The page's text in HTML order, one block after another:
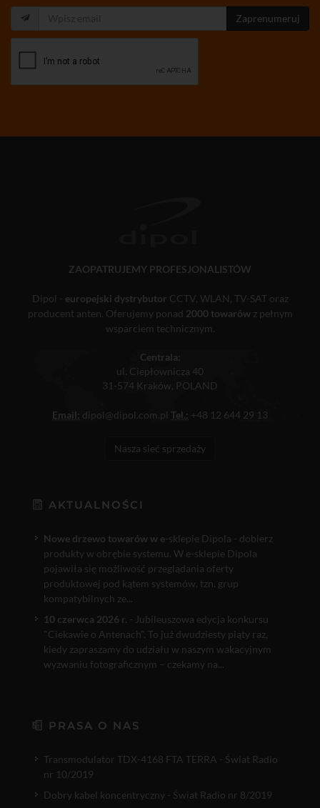
Zaprenumeruj
ZAOPATRUJEMY PROFESJONALISTÓW
Dipol - europejski dystrybutor CCTV, WLAN, TV-SAT oraz
producent anten. Oferujemy ponad 2000 towarówz pełnym
wsparciem technicznym.
Centrala:
ul. Ciepłownicza 40
31-574 Kraków, POLAND
Email: dipol@dipol.com.pl Tel.: +48 12 644 29 13
Nasza sieć sprzedaży
AKTUALNOŚCI
Nowe drzewo towarów w e-sklepie Dipola - dobierz
produkty w obrębie systemu. W e-sklepie Dipola
pojawiła się możliwość przeglądania oferty
produktowej pod kątem systemów, tzn. grup
kompatybilnych ze...
10 czerwca 2026 r. - Jubileuszowa edycja konkursu
"Ciekawie o Antenach". To już dwudziesty piąty raz,
kiedy zapraszamy do udziału w naszym wakacyjnym
wyzwaniu fotograficznym – czekamy na...
PRASA O NAS
Transmodulator TDX-4168 FTA TERRA - Świat Radio
nr 10/2019
Dobry kabel koncentryczny - Świat Radio nr 8/2019